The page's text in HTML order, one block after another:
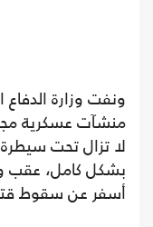
ونفت وزارة الدفاع
منشآت عسكرية
لا تزال تحت
بشكل كامل، عقب
أسفر عن سقوط